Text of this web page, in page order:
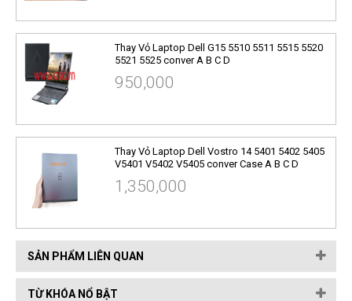
Thay Vỏ Laptop Dell G15 5510 5511 5515 5520
5521 5525 conver A B C D
950,000
Thay Vỏ Laptop Dell Vostro 14 5401 5402 5405
V5401 V5402 V5405 conver Case A B C D
1,350,000
SẢN PHẨM LIÊN QUAN
TỪ KHÓA NỔ BẬT